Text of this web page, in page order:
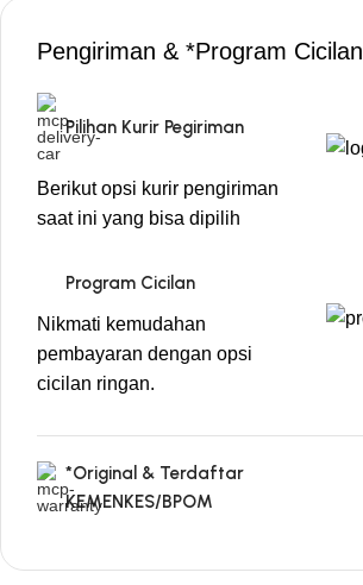
Pengiriman & *Program Cicilan
Pilihan Kurir Pegiriman
Berikut opsi kurir pengiriman
saat ini yang bisa dipilih
Program Cicilan
Nikmati kemudahan
pembayaran dengan opsi
cicilan ringan.
*Original & Terdaftar
KEMENKES/BPOM